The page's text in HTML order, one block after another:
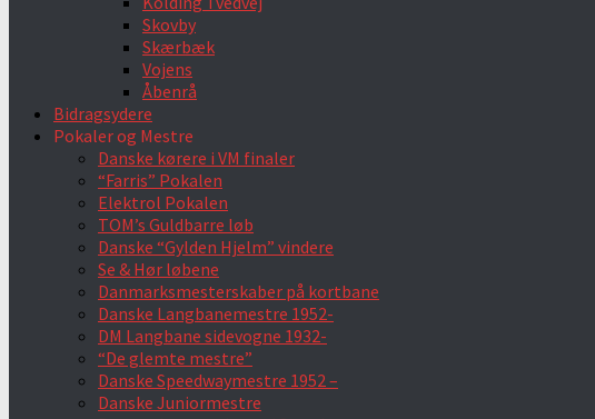
Skovby
Skærbæk
Vojens
Åbenrå
Bidragsydere
Pokaler og Mestre
Danske kørere i VM finaler
“Farris” Pokalen
Elektrol Pokalen
TOM’s Guldbarre løb
Danske “Gylden Hjelm” vindere
Se & Hør løbene
Danmarksmesterskaber på kortbane
Danske Langbanemestre 1952-
DM Langbane sidevogne 1932-
“De glemte mestre”
Danske Speedwaymestre 1952 –
Danske Juniormestre